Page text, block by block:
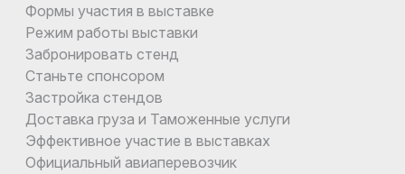
Формы участия в выставке
Режим работы выставки
Забронировать стенд
Станьте спонсором
Застройка стендов
Доставка груза и Таможенные услуги
Эффективное участие в выставках
Официальный авиаперевозчик